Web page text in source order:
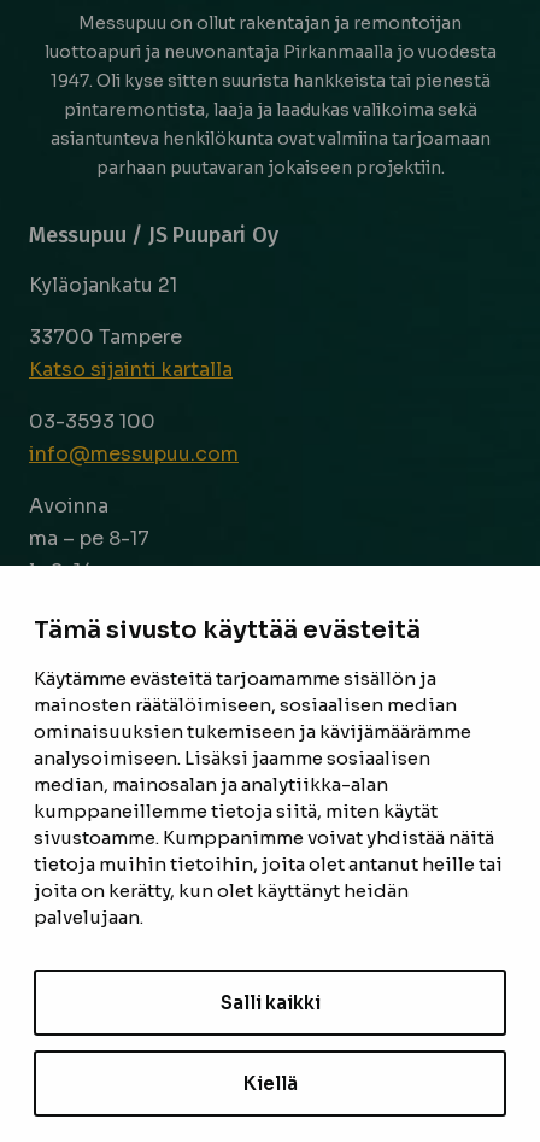
Tämä sivusto käyttää evästeitä
Käytämme evästeitä tarjoamamme sisällön ja
mainosten räätälöimiseen, sosiaalisen median
ominaisuuksien tukemiseen ja kävijämäärämme
analysoimiseen. Lisäksi jaamme sosiaalisen
median, mainosalan ja analytiikka-alan
kumppaneillemme tietoja siitä, miten käytät
sivustoamme. Kumppanimme voivat yhdistää näitä
tietoja muihin tietoihin, joita olet antanut heille tai
joita on kerätty, kun olet käyttänyt heidän
palvelujaan.
Salli kaikki
Kiellä
Messupuu on ollut rakentajan ja remontoijan
luottoapuri ja neuvonantaja Pirkanmaalla jo vuodesta
1947. Oli kyse sitten suurista hankkeista tai pienestä
pintaremontista, laaja ja laadukas valikoima sekä
asiantunteva henkilökunta ovat valmiina tarjoamaan
parhaan puutavaran jokaiseen projektiin.
Messupuu / JS Puupari Oy
Kyläojankatu 21
33700 Tampere
Katso sijainti kartalla
03-3593 100
info@messupuu.com
Avoinna
ma – pe 8-17
la 9-14
FacebookInstagram
ETUSIVU
TUOTTEET
REFERENSSIT
OTA YHTEYTTÄ
TIETOSUOJASELOSTE